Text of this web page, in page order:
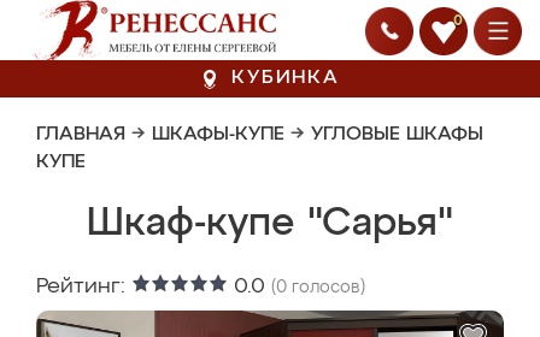
0
КУБИНКА
ГЛАВНАЯ → ШКАФЫ-КУПЕ → УГЛОВЫЕ ШКАФЫ
КУПЕ
Шкаф-купе "Сарья"
Рейтинг: 0.0 (0 голосов)